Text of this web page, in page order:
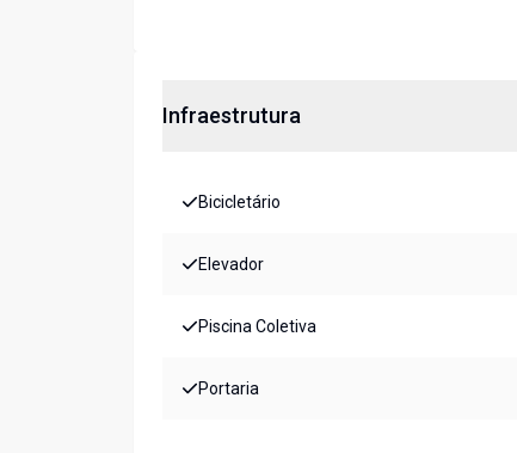
Infraestrutura
Bicicletário
Elevador
Piscina Coletiva
Portaria